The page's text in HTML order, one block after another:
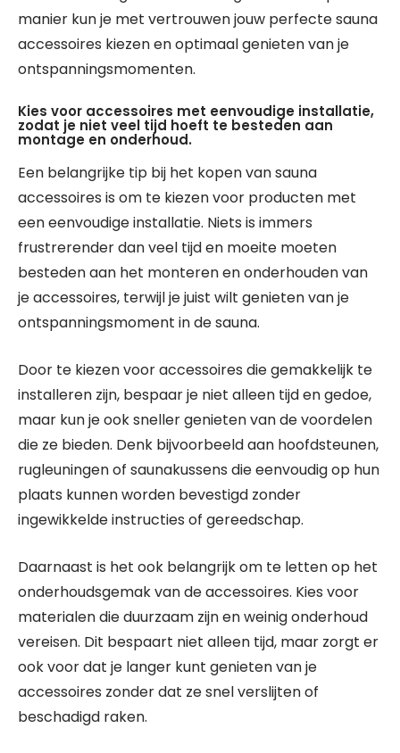
manier kun je met vertrouwen jouw perfecte sauna
accessoires kiezen en optimaal genieten van je
ontspanningsmomenten.
Kies voor accessoires met eenvoudige installatie,
zodat je niet veel tijd hoeft te besteden aan
montage en onderhoud.
Een belangrijke tip bij het kopen van sauna
accessoires is om te kiezen voor producten met
een eenvoudige installatie. Niets is immers
frustrerender dan veel tijd en moeite moeten
besteden aan het monteren en onderhouden van
je accessoires, terwijl je juist wilt genieten van je
ontspanningsmoment in de sauna.
Door te kiezen voor accessoires die gemakkelijk te
installeren zijn, bespaar je niet alleen tijd en gedoe,
maar kun je ook sneller genieten van de voordelen
die ze bieden. Denk bijvoorbeeld aan hoofdsteunen,
rugleuningen of saunakussens die eenvoudig op hun
plaats kunnen worden bevestigd zonder
ingewikkelde instructies of gereedschap.
Daarnaast is het ook belangrijk om te letten op het
onderhoudsgemak van de accessoires. Kies voor
materialen die duurzaam zijn en weinig onderhoud
vereisen. Dit bespaart niet alleen tijd, maar zorgt er
ook voor dat je langer kunt genieten van je
accessoires zonder dat ze snel verslijten of
beschadigd raken.